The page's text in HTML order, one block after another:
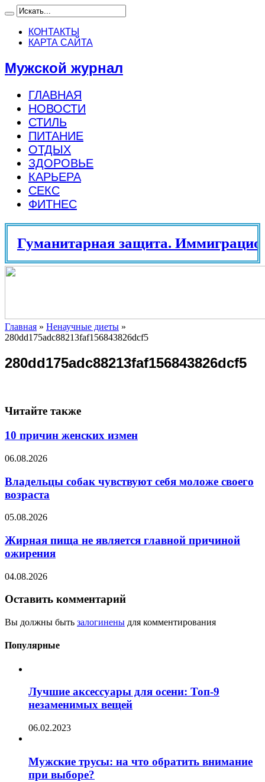
КОНТАКТЫ
КАРТА САЙТА
Мужской журнал
ГЛАВНАЯ
НОВОСТИ
СТИЛЬ
ПИТАНИЕ
ОТДЫХ
ЗДОРОВЬЕ
КАРЬЕРА
СЕКС
ФИТНЕС
Гуманитарная защита.
Главная » Ненаучные диеты »
280dd175adc88213faf156843826dcf5
280dd175adc88213faf156843826dcf5
Читайте также
10 причин женских измен
06.08.2026
Владельцы собак чувствуют себя моложе своего
возраста
05.08.2026
Жирная пища не является главной причиной
ожирения
04.08.2026
Оставить комментарий
Вы должны быть залогинены для комментирования
Популярные
Лучшие аксессуары для осени: Топ-9
незаменимых вещей
06.02.2023
Мужские трусы: на что обратить внимание
при выборе?